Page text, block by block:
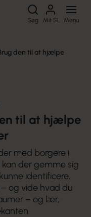
Søg Mit SL Menu
Søg
den til at hjælpe
til at hjælpe
med borgere i
der gemme sig
identificere,
og vide hvad du
– og lær,